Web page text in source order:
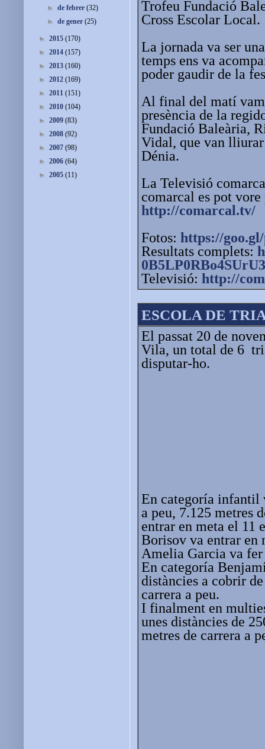
Trofeu Fundació
Cross Escolar Local.
La jornada va ser
temps ens va
poder gaudir de la
Al final del matí
presència de la
Fundació Baleària,
Vidal, que van
Dénia.
La Televisió
comarcal es pot
http://comarcal.tv/
Fotos: https://
Resultats complets:
Televisió: http://
ESCOLA DE
El passat 20 de
Vila, un total de 6
disputar-ho.
En categoría infantil
a peu, 7.125 metres
entrar en meta el 11
Borisov va entrar en
Amelia Garcia va fer
En categoría
distàncies a cobrir
carrera a peu.
I finalment en
unes distàncies de
metres de carrera a
►de febrer(32)
►de gener(25)
► 2015 (170)
► 2014 (157)
► 2013 (160)
► 2012 (169)
► 2011 (151)
► 2010 (104)
► 2009 (83)
► 2008 (92)
► 2007 (98)
► 2006 (64)
► 2005 (11)